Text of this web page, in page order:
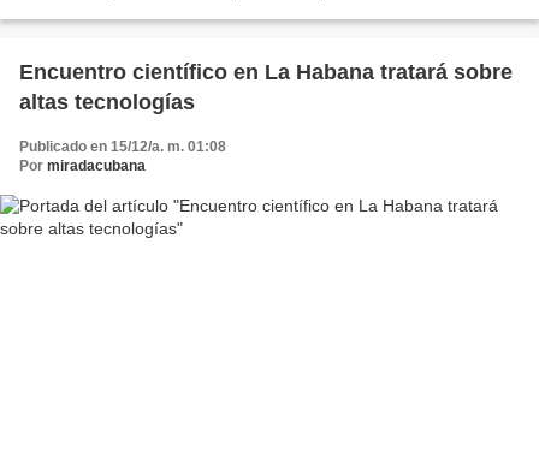
Encuentro científico en La Habana tratará sobre
altas tecnologías
Publicado en 15/12/a. m. 01:08
Por miradacubana